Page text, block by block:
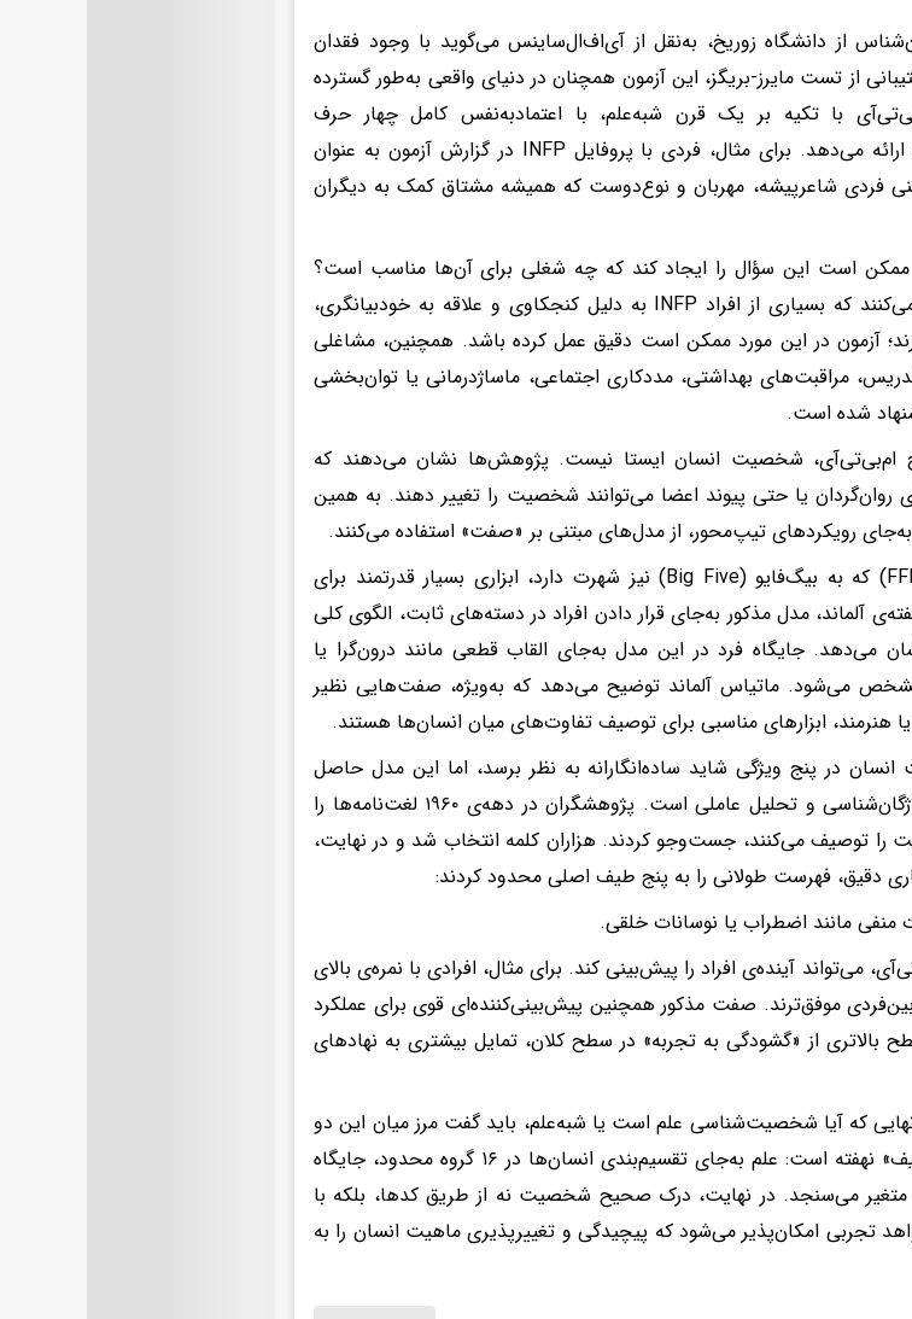
از دانشگاه زوریخ، به‌نقل از آی‌اف‌ال‌ساینس می‌گوید با وجود فقدان
از تست مایرز-بریگز، این آزمون همچنان در دنیای واقعی به‌طور گسترده
با تکیه بر یک قرن شبه‌علم، با اعتمادبه‌نفس کامل چهار حرف
تعریف‌کننده‌ی هویت افراد را ارائه می‌دهد. برای مثال، فردی با پروفایل INFP در گزارش آزمون به عنوان
فردی شاعرپیشه، مهربان و نوع‌دوست که همیشه مشتاق کمک به دیگران
روحیات حساس افراد INFP ممکن است این سؤال را ایجاد کند که چه شغلی برای آن‌ها مناسب است؟
گزارش‌های ام‌بی‌تی‌آی اعلام می‌کنند که بسیاری از افراد INFP به دلیل کنجکاوی و علاقه به خودبیانگری،
آزمون در این مورد ممکن است دقیق عمل کرده باشد. همچنین، مشاغلی
مراقبت‌های بهداشتی، مددکاری اجتماعی، ماساژدرمانی یا توان‌بخشی
شده است.
ام‌بی‌تی‌آی، شخصیت انسان ایستا نیست. پژوهش‌ها نشان می‌دهند که
روان‌گردان یا حتی پیوند اعضا می‌توانند شخصیت را تغییر دهند. به همین
رویکردهای تیپ‌محور، از مدل‌های مبتنی بر «صفت» استفاده می‌کنند.
مدل پنج‌عاملی شخصیت (FFM) که به بیگ‌فایو (Big Five) نیز شهرت دارد، ابزاری بسیار قدرتمند برای
مدل مذکور به‌جای قرار دادن افراد در دسته‌های ثابت، الگوی کلی
می‌دهد. جایگاه فرد در این مدل به‌جای القاب قطعی مانند درون‌گرا یا
می‌شود. ماتیاس آلماند توضیح می‌دهد که به‌ویژه، صفت‌هایی نظیر
هنرمند، ابزارهای مناسبی برای توصیف تفاوت‌های میان انسان‌ها هستند.
در پنج ویژگی شاید ساده‌انگارانه به نظر برسد، اما این مدل حاصل
دهه‌ها پژوهش در حوزه‌ی واژگان‌شناسی و تحلیل عاملی است. پژوهشگران در دهه‌ی ۱۹۶۰ لغت‌نامه‌ها را
را توصیف می‌کنند، جست‌وجو کردند. هزاران کلمه انتخاب شد و در نهایت،
دقیق، فهرست طولانی را به پنج طیف اصلی محدود کردند:
منفی مانند اضطراب یا نوسانات خلقی.
می‌تواند آینده‌ی افراد را پیش‌بینی کند. برای مثال، افرادی با نمره‌ی بالای
بین‌فردی موفق‌ترند. صفت مذکور همچنین پیش‌بینی‌کننده‌ای قوی برای عملکرد
از «گشودگی به تجربه» در سطح کلان، تمایل بیشتری به نهادهای
که آیا شخصیت‌شناسی علم است یا شبه‌علم، باید گفت مرز میان این دو
در تفاوت میان «تیپ» و «طیف» نهفته است: علم به‌جای تقسیم‌بندی انسان‌ها در ۱۶ گروه محدود، جایگاه
می‌سنجد. در نهایت، درک صحیح شخصیت نه از طریق کدها، بلکه با
تجربی امکان‌پذیر می‌شود که پیچیدگی و تغییرپذیری ماهیت انسان را به